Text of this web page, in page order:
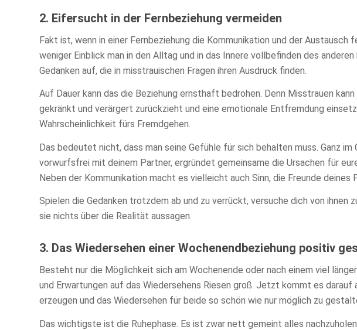
2. Eifersucht in der Fernbeziehung vermeiden
Fakt ist, wenn in einer Fernbeziehung die Kommunikation und der
weniger Einblick man in den Alltag und in das Innere vollbefinden des
Gedanken auf, die in misstrauischen Fragen ihren Ausdruck finden.
Auf Dauer kann das die Beziehung ernsthaft bedrohen. Denn Misstrauen
gekränkt und verärgert zurückzieht und eine emotionale Entfremdung
Wahrscheinlichkeit fürs Fremdgehen.
Das bedeutet nicht, dass man seine Gefühle für sich behalten muss. Ganz
vorwurfsfrei mit deinem Partner, ergründet gemeinsame die Ursachen für
Neben der Kommunikation macht es vielleicht auch Sinn, die Freunde deines
Spielen die Gedanken trotzdem ab und zu verrückt, versuche dich von ihnen
sie nichts über die Realität aussagen.
3. Das Wiedersehen einer Wochenendbeziehung positiv
Besteht nur die Möglichkeit sich am Wochenende oder nach einem viel
und Erwartungen auf das Wiedersehens Riesen groß. Jetzt kommt es darauf
erzeugen und das Wiedersehen für beide so schön wie nur möglich zu
Das wichtigste ist die Ruhephase. Es ist zwar nett gemeint alles